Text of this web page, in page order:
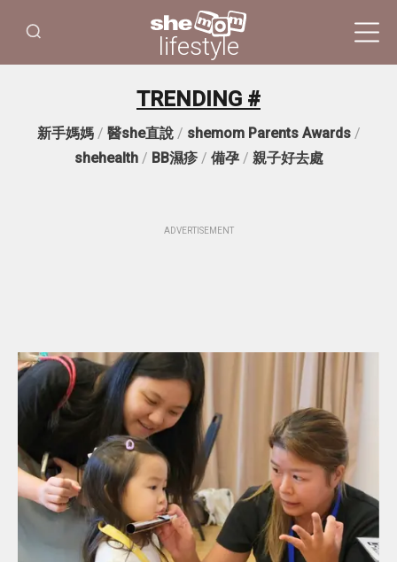
lifestyle
TRENDING #
新手媽媽/ 醫she直說/ shemom Parents Awards/
shehealth/ BB濕疹/ 備孕/ 親子好去處
ADVERTISEMENT